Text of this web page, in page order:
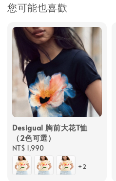
您可能也喜歡
Desigual 胸前大花T恤
（2色可選）
Regular
price
NT$ 1,990
+2